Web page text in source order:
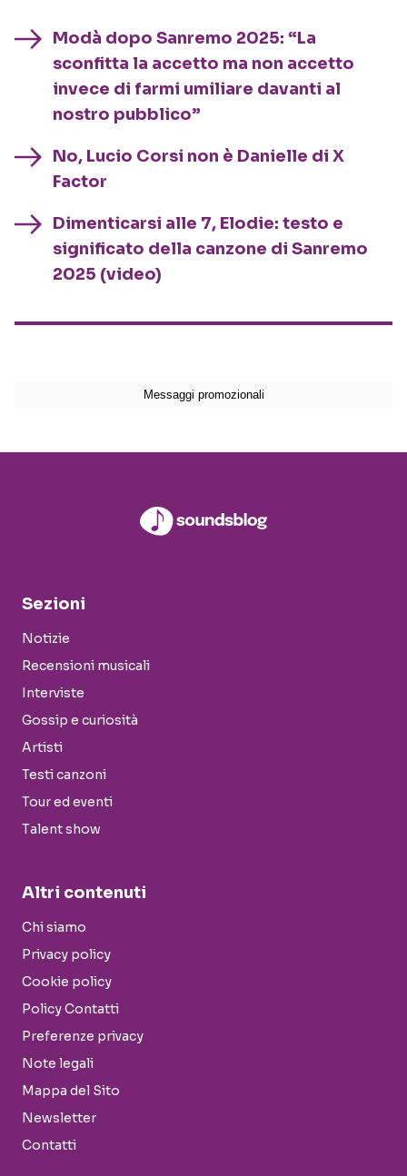
Modà dopo Sanremo 2025: “La
sconfitta la accetto ma non accetto
invece di farmi umiliare davanti al
nostro pubblico”
No, Lucio Corsi non è Danielle di X
Factor
Dimenticarsi alle 7, Elodie: testo e
significato della canzone di Sanremo
2025 (video)
Sezioni
Notizie
Recensioni musicali
Interviste
Gossip e curiosità
Artisti
Testi canzoni
Tour ed eventi
Talent show
Altri contenuti
Chi siamo
Privacy policy
Cookie policy
Policy Contatti
Preferenze privacy
Note legali
Mappa del Sito
Newsletter
Contatti